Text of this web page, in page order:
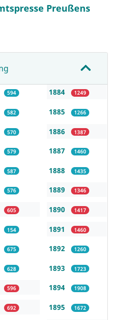
Preußens
594
582
570
579
587
576
605
154
675
628
596
692
1884 1249
1885 1266
1886 1387
1887 1460
1888 1435
1889 1346
1890 1417
1891 1460
1892 1260
1893 1723
1894 1908
1895 1672